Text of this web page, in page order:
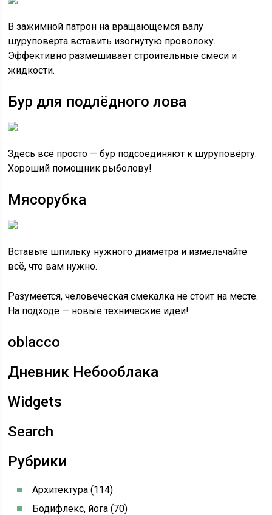
В зажимной патрон на вращающемся валу
шуруповерта вставить изогнутую проволоку.
Эффективно размешивает строительные смеси и
жидкости.
Бур для подлёдного лова
Здесь всё просто — бур подсоединяют к шуруповёрту.
Хороший помощник рыболову!
Мясорубка
Вставьте шпильку нужного диаметра и измельчайте
всё, что вам нужно.
Разумеется, человеческая смекалка не стоит на месте.
На подходе — новые технические идеи!
oblacco
Дневник Небооблака
Widgets
Search
Рубрики
Архитектура (114)
Бодифлекс, йога (70)